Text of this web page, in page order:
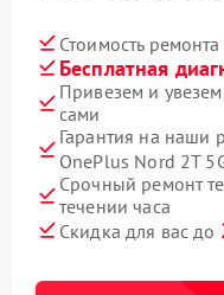
Стоимость ремонта
Бесплатная
Привезем и
сами
Гарантия на наши
OnePlus Nord 2T
Срочный ремонт
течении часа
Скидка для вас до